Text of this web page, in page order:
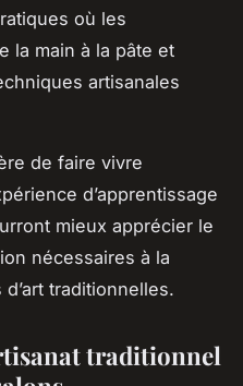
où les
la main à la pâte et
artisanales
de faire vivre
d’apprentissage
mieux apprécier le
nécessaires à la
traditionnelles.
traditionnel